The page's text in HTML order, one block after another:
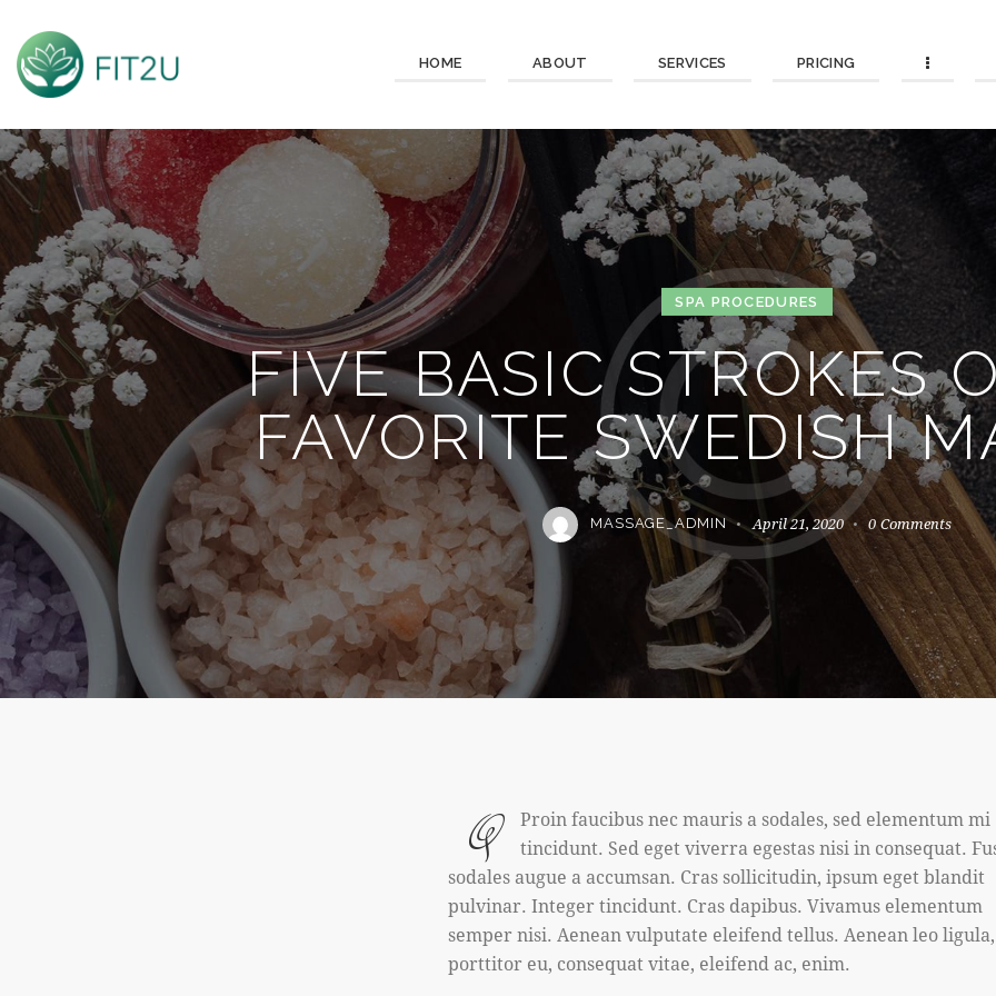
HOME ABOUT SERVICES PRICING
SPA PROCEDURES
FIVE BASIC STROKES
FAVORITE SWEDISH
MASSAGE_ADMIN April 21, 2020 0 Comments
Q
Proin faucibus nec mauris a sodales, sed elementum mi
tincidunt. Sed eget viverra egestas nisi in consequat.
sodales augue a accumsan. Cras sollicitudin, ipsum eget blandit
pulvinar. Integer tincidunt. Cras dapibus. Vivamus elementum
semper nisi. Aenean vulputate eleifend tellus. Aenean leo ligula,
porttitor eu, consequat vitae, eleifend ac, enim.